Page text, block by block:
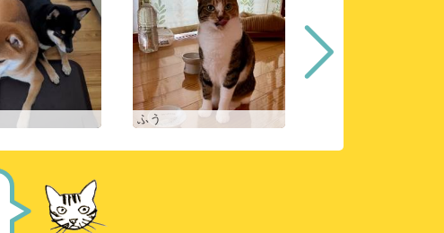
ふう